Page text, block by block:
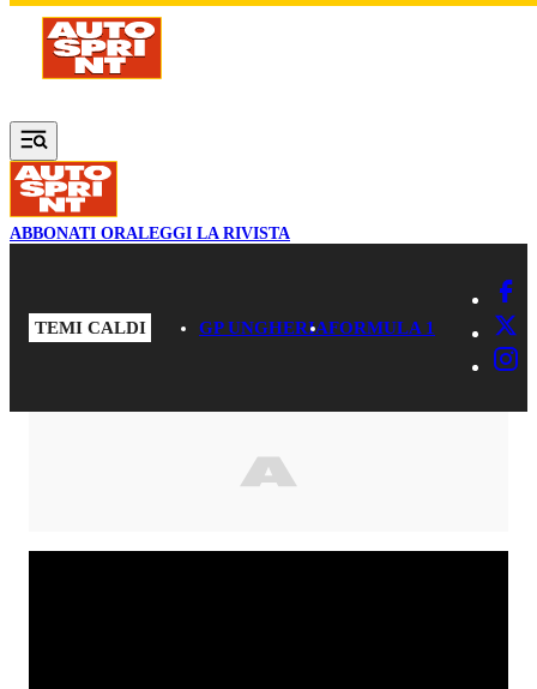
Vai al contenuto principale
ABBONATI ORALEGGI LA RIVISTA
TEMI CALDI GP UNGHERIAFORMULA 1